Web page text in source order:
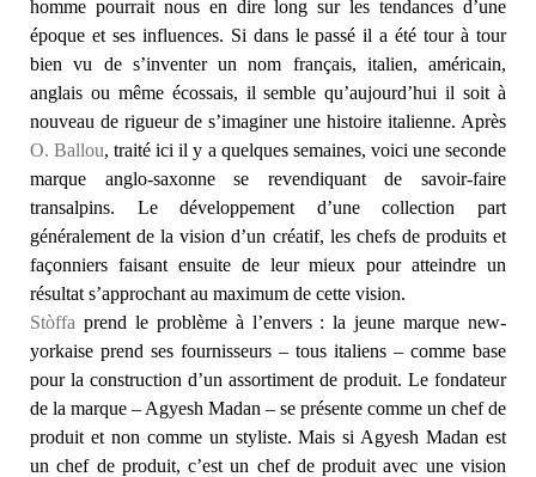
homme pourrait nous en dire long sur les tendances d’une
époque et ses influences. Si dans le passé il a été tour à tour
bien vu de s’inventer un nom français, italien, américain,
anglais ou même écossais, il semble qu’aujourd’hui il soit à
nouveau de rigueur de s’imaginer une histoire italienne. Après
O. Ballou, traité ici il y a quelques semaines, voici une seconde
marque anglo-saxonne se revendiquant de savoir-faire
transalpins. Le développement d’une collection part
généralement de la vision d’un créatif, les chefs de produits et
façonniers faisant ensuite de leur mieux pour atteindre un
résultat s’approchant au maximum de cette vision.
Stòffa prend le problème à l’envers : la jeune marque new-
yorkaise prend ses fournisseurs – tous italiens – comme base
pour la construction d’un assortiment de produit. Le fondateur
de la marque – Agyesh Madan – se présente comme un chef de
produit et non comme un styliste. Mais si Agyesh Madan est
un chef de produit, c’est un chef de produit avec une vision